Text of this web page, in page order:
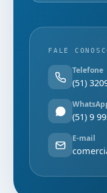
FALE
Telefone
(51)
(51) 9
E-mail